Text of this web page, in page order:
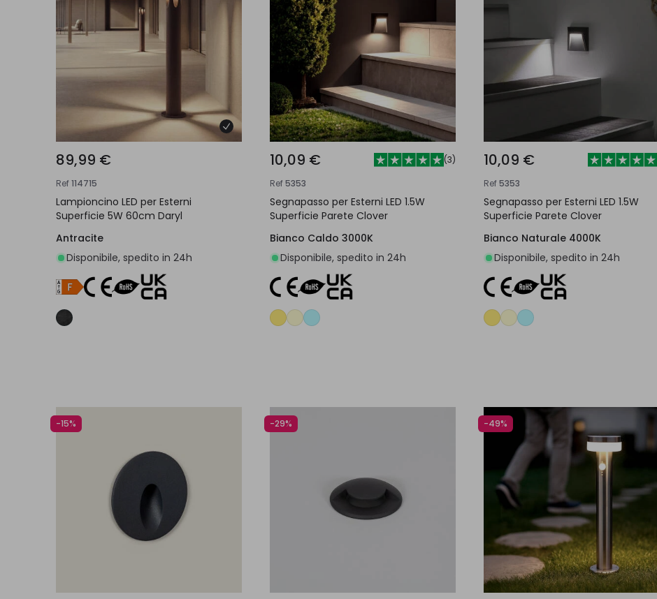
89,99 €
Ref114715
Lampioncino LED per Esterni
Superficie 5W 60cm Daryl
Antracite
Disponibile, spedito in 24h
10,09 € (3)
Ref5353
Segnapasso per Esterni LED 1.5W
Superficie Parete Clover
Bianco Caldo 3000K
Disponibile, spedito in 24h
10,09 €
Ref5353
Segnapasso per Esterni LED 1.5W
Superficie Parete Clover
Bianco Naturale 4000K
Disponibile, spedito in 24h
-15% -29% -49%